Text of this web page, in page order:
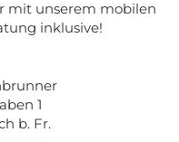
mit unserem mobilen
inklusive!
1
b. Fr.